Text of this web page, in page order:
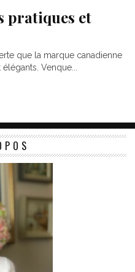
pratiques et
que la marque canadienne
Venque...